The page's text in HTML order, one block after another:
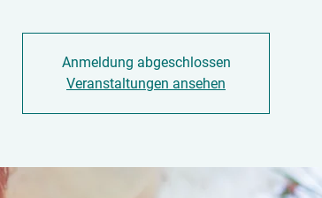
Anmeldung abgeschlossen
Veranstaltungen ansehen